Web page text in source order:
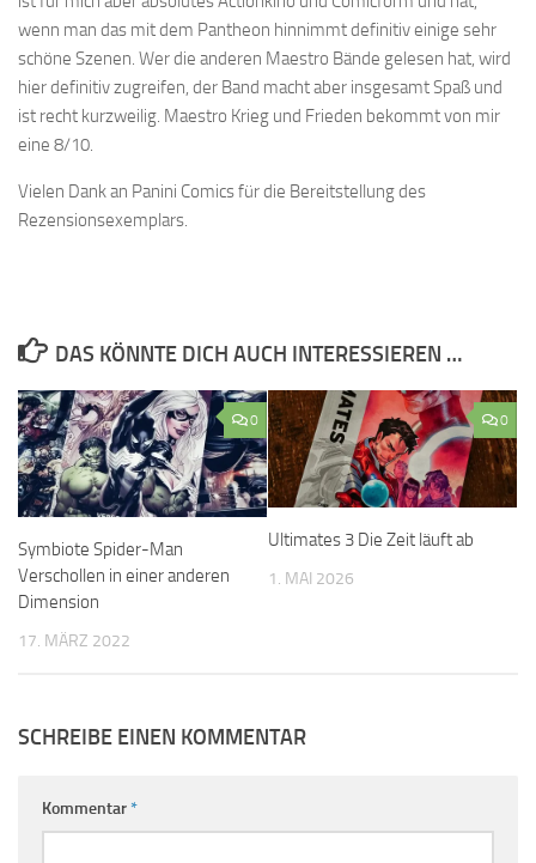
wenn man das mit dem Pantheon hinnimmt definitiv einige sehr
schöne Szenen. Wer die anderen Maestro Bände gelesen hat, wird
hier definitiv zugreifen, der Band macht aber insgesamt Spaß und
ist recht kurzweilig. Maestro Krieg und Frieden bekommt von mir
eine 8/10.
Vielen Dank an Panini Comics für die Bereitstellung des
Rezensionsexemplars.
DAS KÖNNTE DICH AUCH INTERESSIEREN …
0
Symbiote Spider-Man
Verschollen in einer anderen
Dimension
17. MÄRZ 2022
0
Ultimates 3 Die Zeit läuft ab
1. MAI 2026
SCHREIBE EINEN KOMMENTAR
Kommentar*